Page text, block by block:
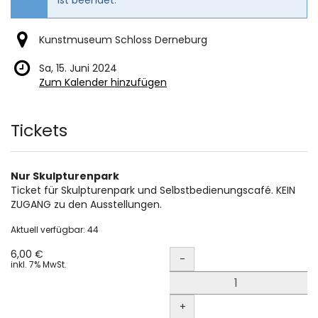
Kunstmuseum Schloss Derneburg
Sa, 15. Juni 2024
Zum Kalender hinzufügen
Produkte
Tickets
Nur Skulpturenpark
Ticket für Skulpturenpark und Selbstbedienungscafé. KEIN
ZUGANG zu den Ausstellungen.
Aktuell verfügbar: 44
6,00 €
inkl. 7% MwSt. Menge
-
+